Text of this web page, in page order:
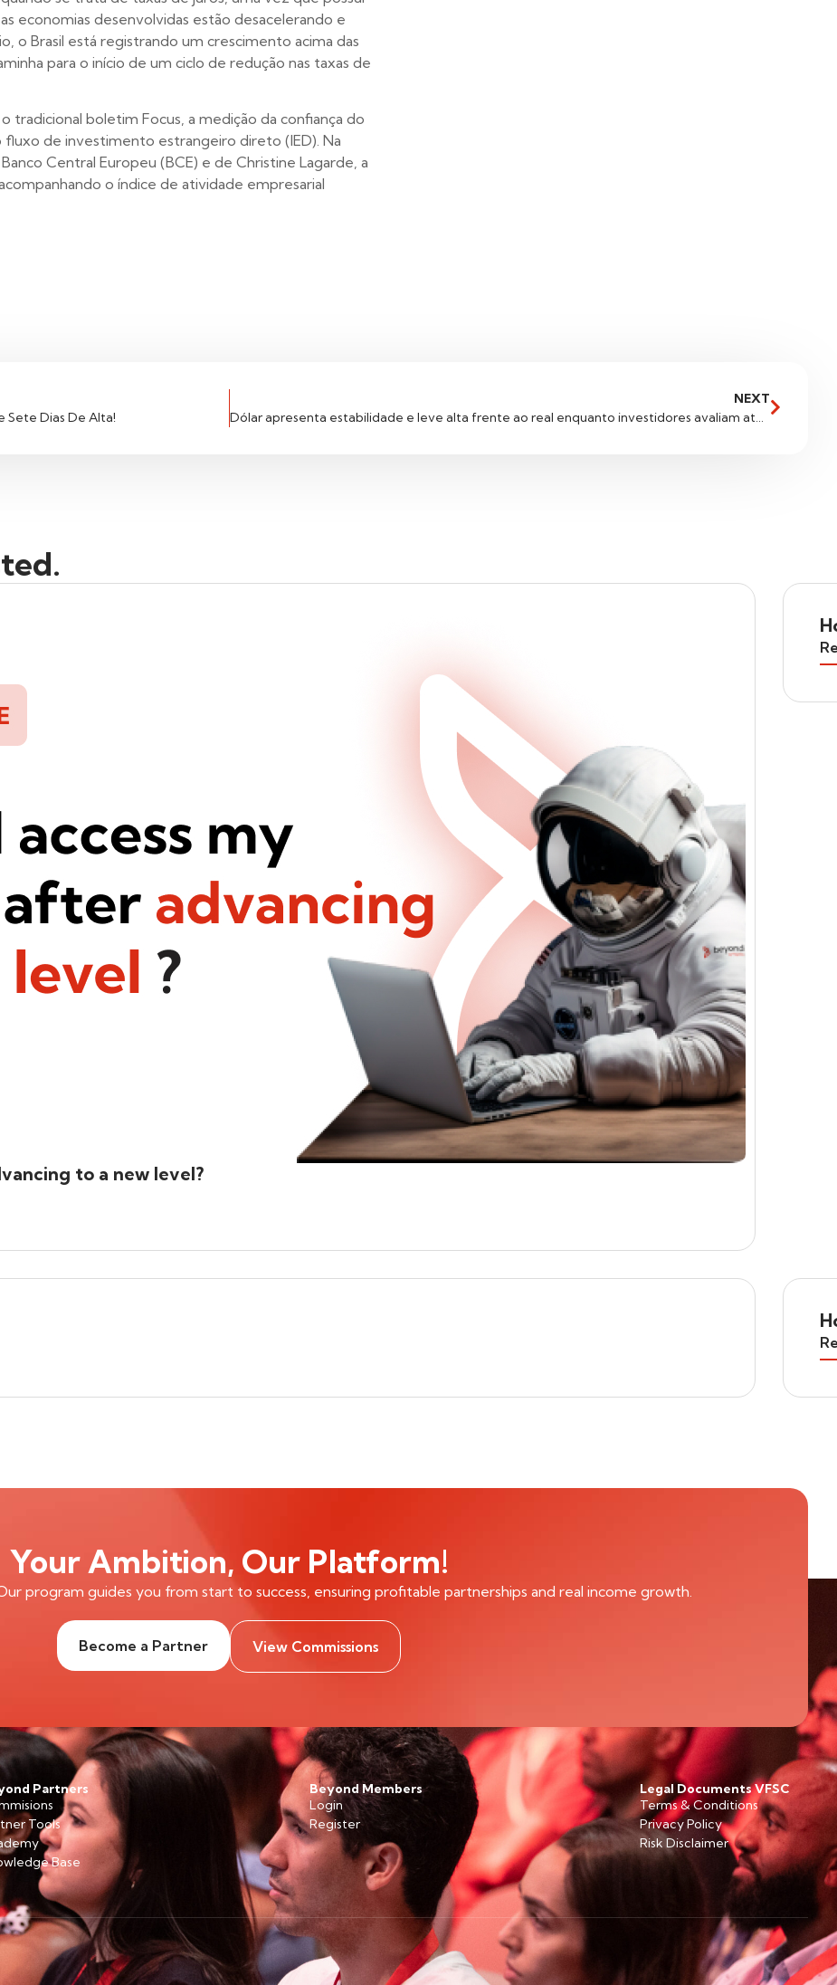
economias desenvolvidas estão desacelerando e
o Brasil está registrando um crescimento acima das
para o início de um ciclo de redução nas taxas de
tradicional boletim Focus, a medição da confiança do
de investimento estrangeiro direto (IED). Na
Central Europeu (BCE) e de Christine Lagarde, a
o índice de atividade empresarial
Sete Dias De Alta!
NEXT
Dólar apresenta estabilidade e leve alta frente ao real enquanto investidores avaliam ata do Banco Central
to a new level?
Your Ambition, Our Platform!
program guides you from start to success, ensuring profitable partnerships and real income growth.
Become a Partner View Commissions
Partners
Tools
Base
Beyond Members
Login
Register
Legal Documents VFSC
Terms & Conditions
Privacy Policy
Risk Disclaimer